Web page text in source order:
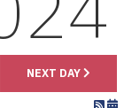
NEXT DAY